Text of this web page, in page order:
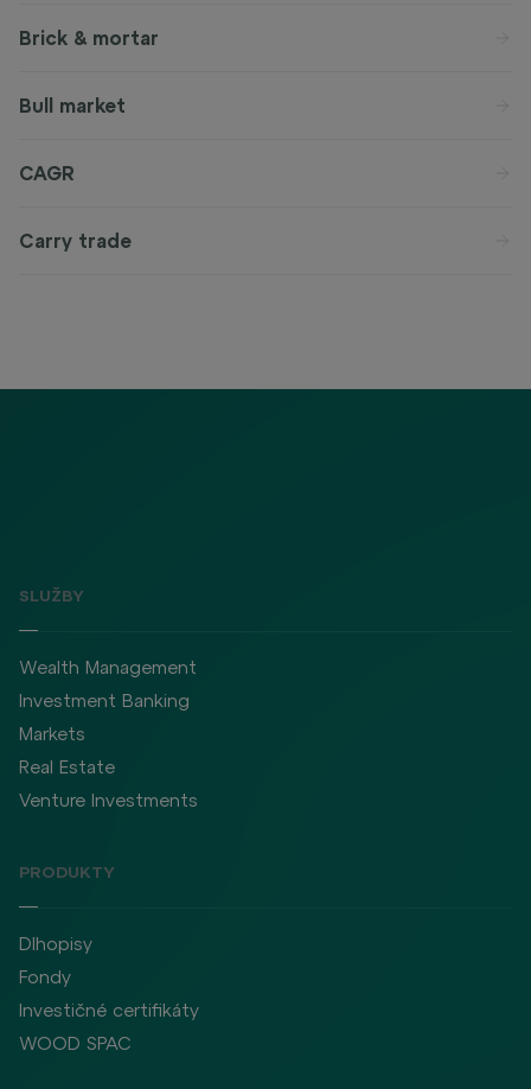
Brick & mortar
Bull market
CAGR
Carry trade
SLUŽBY
Wealth Management
Investment Banking
Markets
Real Estate
Venture Investments
PRODUKTY
Dlhopisy
Fondy
Investičné certifikáty
WOOD SPAC